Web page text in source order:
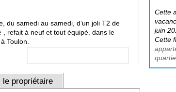
du samedi au samedi, d’un joli T2 de
, refait à neuf et tout équipé. dans le
Toulon.
le propriétaire
Cette
juin
Cette